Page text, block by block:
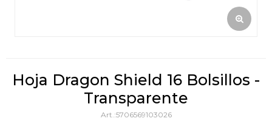
Hoja Dragon Shield 16 Bolsillos -
Transparente
5706569103026